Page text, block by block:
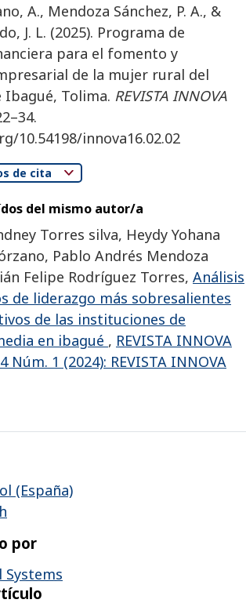
A., Mendoza Sánchez, P. A., &
J. L. (2025). Programa de
para el fomento y
de la mujer rural del
Tolima. REVISTA INNOVA
10.54198/innova16.02.02
de cita
del mismo autor/a
Torres silva, Heydy Yohana
Pablo Andrés Mendoza
Felipe Rodríguez Torres, Análisis
de liderazgo más sobresalientes
de las instituciones de
en ibagué , REVISTA INNOVA
Núm. 1 (2024): REVISTA INNOVA
(España)
por
Systems